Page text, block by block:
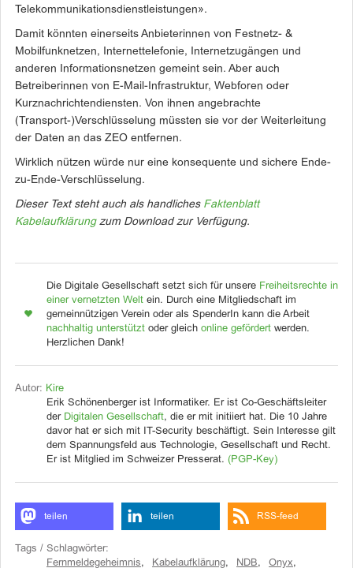
Telekommunikationsdienstleistungen».
Damit könnten einerseits Anbieterinnen von Festnetz- &
Mobilfunknetzen, Internettelefonie, Internetzugängen und
anderen Informationsnetzen gemeint sein. Aber auch
Betreiberinnen von E-Mail-Infrastruktur, Webforen oder
Kurznachrichtendiensten. Von ihnen angebrachte
(Transport-)Verschlüsselung müssten sie vor der Weiterleitung
der Daten an das ZEO entfernen.
Wirklich nützen würde nur eine konsequente und sichere Ende-
zu-Ende-Verschlüsselung.
Dieser Text steht auch als handliches Faktenblatt
Kabelaufklärungzum Download zur Verfügung.
Die Digitale Gesellschaft setzt sich für unsere Freiheitsrechte in
einer vernetzten Welt ein. Durch eine Mitgliedschaft im
gemeinnützigen Verein oder als SpenderIn kann die Arbeit
nachhaltig unterstützt oder gleich online gefördert werden.
Herzlichen Dank!
Autor: Kire
Erik Schönenberger ist Informatiker. Er ist Co-Geschäftsleiter
der Digitalen Gesellschaft, die er mit initiiert hat. Die 10 Jahre
davor hat er sich mit IT-Security beschäftigt. Sein Interesse gilt
dem Spannungsfeld aus Technologie, Gesellschaft und Recht.
Er ist Mitglied im Schweizer Presserat. (PGP-Key)
teilen teilen RSS-feed
Tags / Schlagwörter:
Fernmeldegeheimnis, Kabelaufklärung, NDB, Onyx,